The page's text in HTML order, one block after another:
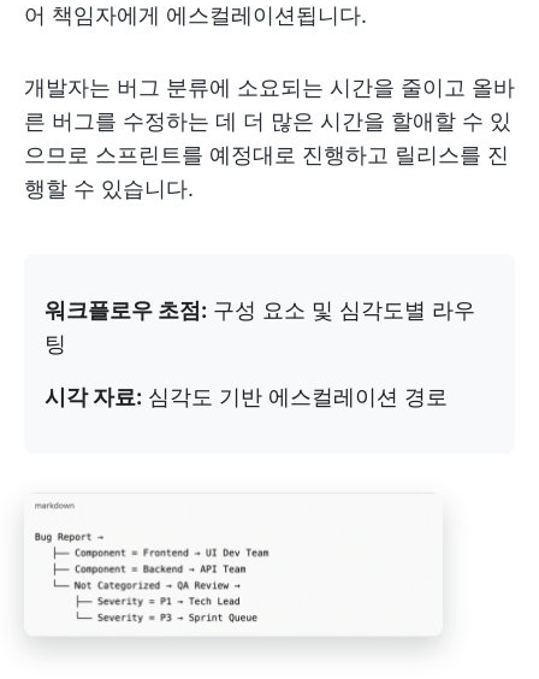
어 책임자에게 에스컬레이션됩니다.
개발자는 버그 분류에 소요되는 시간을 줄이고 올바
른 버그를 수정하는 데 더 많은 시간을 할애할 수 있
으므로 스프린트를 예정대로 진행하고 릴리스를 진
행할 수 있습니다.
워크플로우 초점: 구성 요소 및 심각도별 라우
팅
시각 자료: 심각도 기반 에스컬레이션 경로